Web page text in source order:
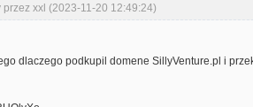
xxl (2023-11-20 12:49:24)
dlaczego podkupil domene SillyVenture.pl i